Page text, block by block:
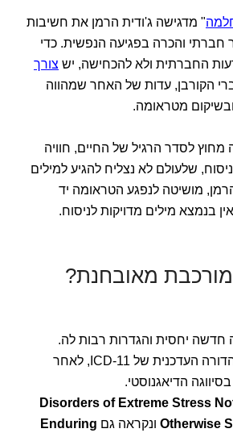
" מדגישה ג'ודית הרמן את חשיבות
חברתי והכרה בפגיעה הנפשית. כדי
החברתית ולא להכחישה, יש צורך
הקורבן, עדות של האחר שמהווה
מטראומה.
מחוץ לסדר הרגיל של החיים, חוויה
שלעולם לא נצליח להגיע למילים
מושיטה לנפגע הטראומה יד
בנמצא מילים מדויקות לניסוח.
מאובחנת?
חדשה יחסית והגדרות רבות לה.
ההפרעה מופיעה במהדורה העדכנית של ICD-11, לאחר
הדיאגנוסטי.
(Disorders of Extreme Stress
Otherwise ונקראה גם Enduring